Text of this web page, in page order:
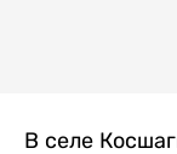
В селе